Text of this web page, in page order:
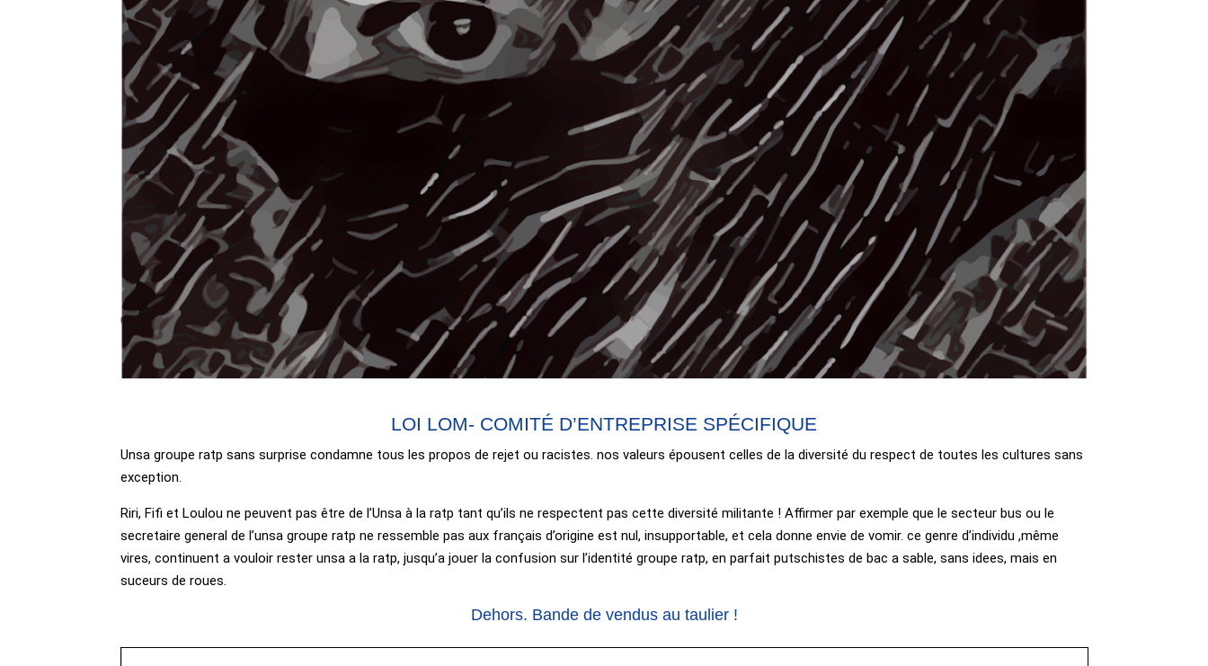
LOI LOM- COMITÉ D’ENTREPRISE SPÉCIFIQUE
Unsa groupe ratp sans surprise condamne tous les propos de rejet ou racistes. nos valeurs épousent celles de la diversité du respect de toutes les cultures sans
exception.
Riri, Fifi et Loulou ne peuvent pas être de l’Unsa à la ratp tant qu’ils ne respectent pas cette diversité militante ! Affirmer par exemple que le secteur bus ou le
secretaire general de l’unsa groupe ratp ne ressemble pas aux français d’origine est nul, insupportable, et cela donne envie de vomir. ce genre d’individu ,même
vires, continuent a vouloir rester unsa a la ratp, jusqu’a jouer la confusion sur l’identité groupe ratp, en parfait putschistes de bac a sable, sans idees, mais en
suceurs de roues.
Dehors. Bande de vendus au taulier !